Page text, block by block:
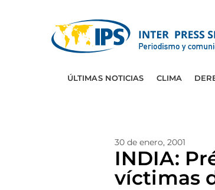
ÚLTIMAS NOTICIAS CLIMA
30 de enero, 2001
INDIA:
víctimas